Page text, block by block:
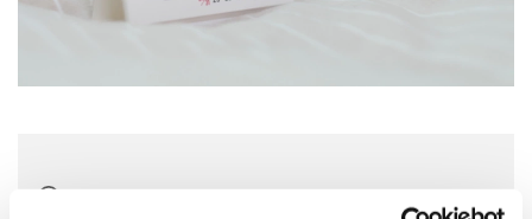
Montag, 17. Januar 2028, 18:00 Uhr